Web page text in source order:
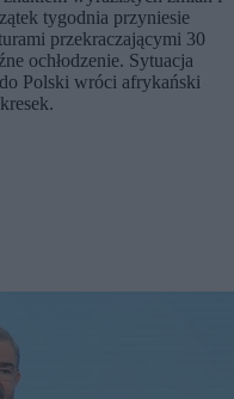
tygodnia przyniesie
przekraczającymi 30
ochłodzenie. Sytuacja
Polski wróci afrykański